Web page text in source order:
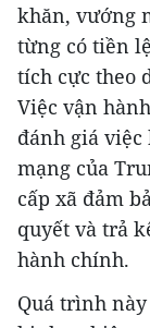
khăn, vướng
từng có tiền
tích cực theo
Việc vận
đánh giá
mạng của
cấp xã đảm
quyết và trả
hành chính.
Quá trình